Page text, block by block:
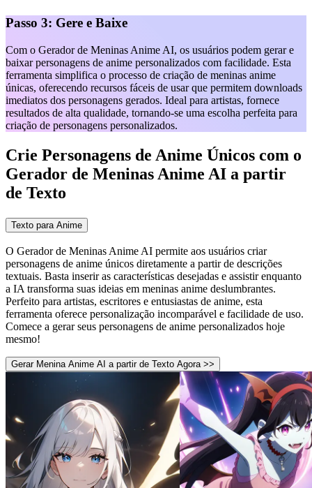
Passo 3: Gere e Baixe
Com o Gerador de Meninas Anime AI, os usuários podem gerar e
baixar personagens de anime personalizados com facilidade. Esta
ferramenta simplifica o processo de criação de meninas anime
únicas, oferecendo recursos fáceis de usar que permitem downloads
imediatos dos personagens gerados. Ideal para artistas, fornece
resultados de alta qualidade, tornando-se uma escolha perfeita para
criação de personagens personalizados.
Crie Personagens de Anime Únicos com o
Gerador de Meninas Anime AI a partir
de Texto
Texto para Anime
O Gerador de Meninas Anime AI permite aos usuários criar
personagens de anime únicos diretamente a partir de descrições
textuais. Basta inserir as características desejadas e assistir enquanto
a IA transforma suas ideias em meninas anime deslumbrantes.
Perfeito para artistas, escritores e entusiastas de anime, esta
ferramenta oferece personalização incomparável e facilidade de uso.
Comece a gerar seus personagens de anime personalizados hoje
mesmo!
Gerar Menina Anime AI a partir de Texto Agora >>